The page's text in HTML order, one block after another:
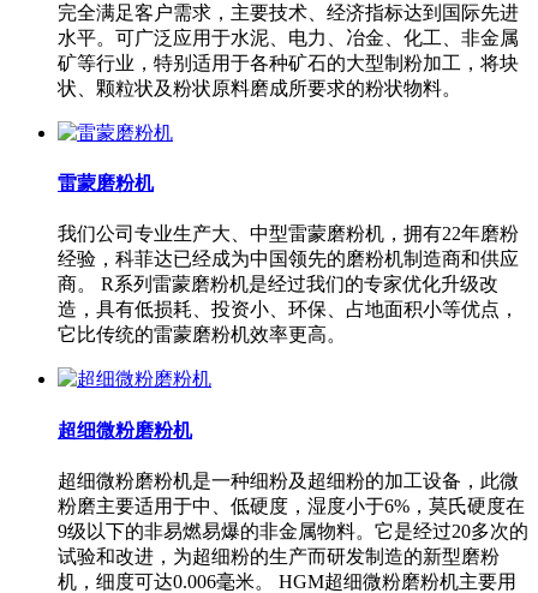
完全满足客户需求，主要技术、经济指标达到国际先进
水平。可广泛应用于水泥、电力、冶金、化工、非金属
矿等行业，特别适用于各种矿石的大型制粉加工，将块
状、颗粒状及粉状原料磨成所要求的粉状物料。
雷蒙磨粉机
我们公司专业生产大、中型雷蒙磨粉机，拥有22年磨粉
经验，科菲达已经成为中国领先的磨粉机制造商和供应
商。 R系列雷蒙磨粉机是经过我们的专家优化升级改
造，具有低损耗、投资小、环保、占地面积小等优点，
它比传统的雷蒙磨粉机效率更高。
超细微粉磨粉机
超细微粉磨粉机是一种细粉及超细粉的加工设备，此微
粉磨主要适用于中、低硬度，湿度小于6%，莫氏硬度在
9级以下的非易燃易爆的非金属物料。它是经过20多次的
试验和改进，为超细粉的生产而研发制造的新型磨粉
机，细度可达0.006毫米。 HGM超细微粉磨粉机主要用